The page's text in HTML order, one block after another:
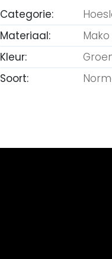
Categorie:
Materiaal:
Kleur:
Soort: